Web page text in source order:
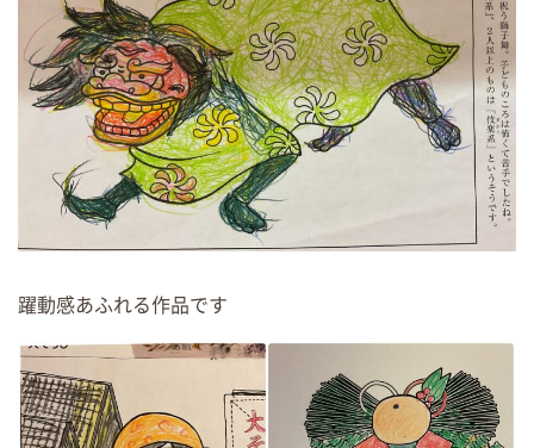
躍動感あふれる作品です